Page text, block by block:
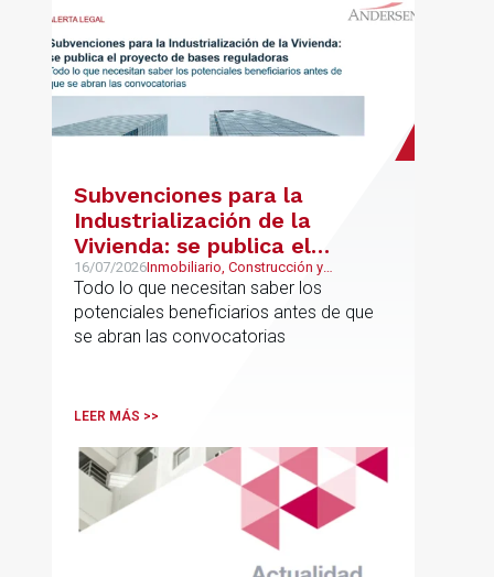
Subvenciones para la
Industrialización de la
Vivienda: se publica el
proyecto de bases
reguladoras
16/07/2026Inmobiliario, Construcción y
Urbanismo
Todo lo que necesitan saber los
potenciales beneficiarios antes de que
se abran las convocatorias
LEER MÁS >>